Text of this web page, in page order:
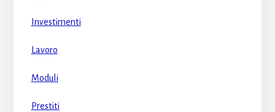
Investimenti
Lavoro
Moduli
Prestiti